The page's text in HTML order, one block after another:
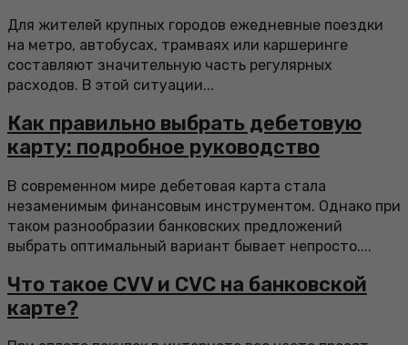
Для жителей крупных городов ежедневные поездки
на метро, автобусах, трамваях или каршеринге
составляют значительную часть регулярных
расходов. В этой ситуации...
Как правильно выбрать дебетовую
карту: подробное руководство
В современном мире дебетовая карта стала
незаменимым финансовым инструментом. Однако при
таком разнообразии банковских предложений
выбрать оптимальный вариант бывает непросто....
Что такое CVV и CVC на банковской
карте?